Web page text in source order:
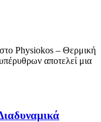
Physiokos – Θερμική
αποτελεί μια